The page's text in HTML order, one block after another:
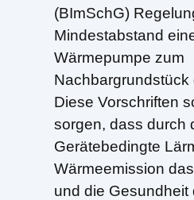
(BImSchG)
Mindestabstand
Wärmepumpe zum
Nachbargrundstück
Diese Vorschriften
sorgen, dass durch
Gerätebedingte
Wärmeemission
und die Gesundheit